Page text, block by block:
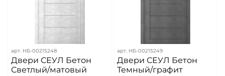
арт. НБ-00215248
Двери СЕУЛ Бетон
Светлый/матовый
арт. НБ-00215249
Двери СЕУЛ Бетон
Темный/графит